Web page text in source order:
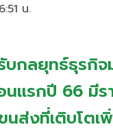
น.
บกลยุทธ์ธุรกิ
นแรกปี 66 มีร
นส่งที่เติบโตเ